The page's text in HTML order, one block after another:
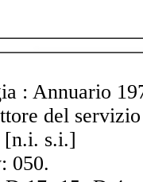
: Annuario
del
[n.i. s.i.]
050.